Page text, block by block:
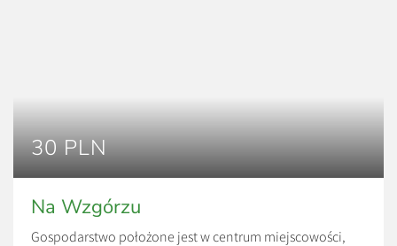
30 PLN
Na Wzgórzu
Gospodarstwo położone jest w centrum miejscowości,